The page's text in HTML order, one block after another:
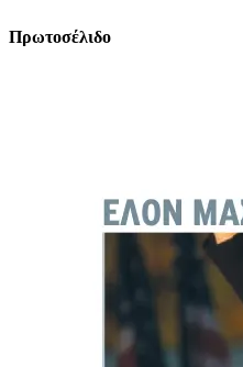
Πρωτοσέλιδο